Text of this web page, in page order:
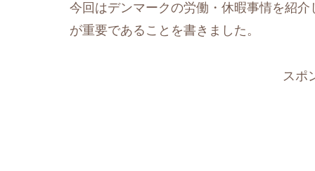
今回はデンマークの労働・休暇事情を紹
が重要であることを書きました。
スポ